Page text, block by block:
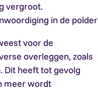
vergroot.
in de polder
voor de
overleggen, zoals
Dit heeft tot gevolg
meer wordt